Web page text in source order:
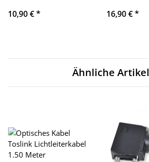
10,90 €* 16,90 €*
Ähnliche Artikel